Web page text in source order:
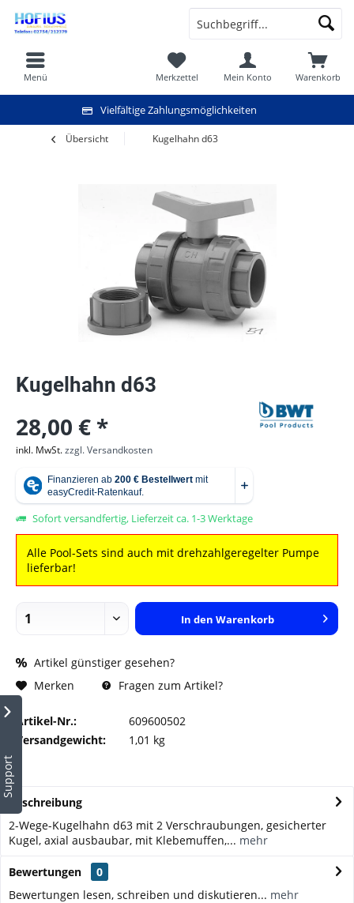
Support
Vielfältige Zahlungsmöglichkeiten
Warenkorb
Merkzettel Mein Konto
Menü
Übersicht Kugelhahn d63
Kugelhahn d63
28,00 € *
inkl. MwSt.zzgl. Versandkosten
Sofort versandfertig, Lieferzeit ca. 1-3 Werktage
Alle Pool-Sets sind auch mit drehzahlgeregelter Pumpe
lieferbar!
In den Warenkorb
Artikel günstiger gesehen?
Merken
Fragen zum Artikel?
Artikel-Nr.:
609600502
Versandgewicht:
1,01 kg
Beschreibung
2-Wege-Kugelhahn d63 mit 2 Verschraubungen, gesicherter
Kugel, axial ausbaubar, mit Klebemuffen,... mehr
Bewertungen
0
Bewertungen lesen, schreiben und diskutieren... mehr